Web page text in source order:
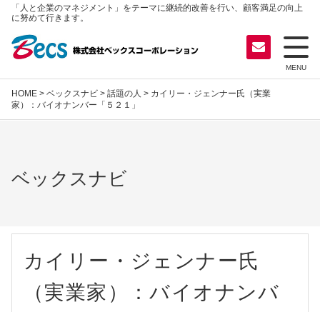
「人と企業のマネジメント」をテーマに継続的改善を行い、顧客満足の向上
に努めて行きます。
MENU
HOME > ベックスナビ > 話題の人 > カイリー・ジェンナー氏（実業
家）：バイオナンバー「５２１」
ベックスナビ
カイリー・ジェンナー氏
（実業家）：バイオナンバ